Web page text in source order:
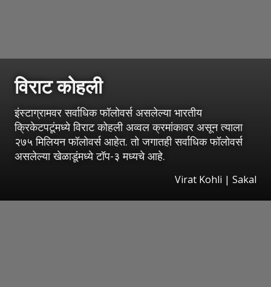
विराट कोहली
इंस्टाग्रामवर सर्वाधिक फॉलोवर्स असलेल्या भारतीय
क्रिकेटपटूंमध्ये विराट कोहली अव्वल क्रमांकावर असून त्याला
२७५ मिलियन फॉलोवर्स आहेत. तो जगातही सर्वाधिक फॉलोवर्स
असलेल्या खेळाडूंमध्ये टॉप-३ मध्यचे आहे.
Virat Kohli | Sakal